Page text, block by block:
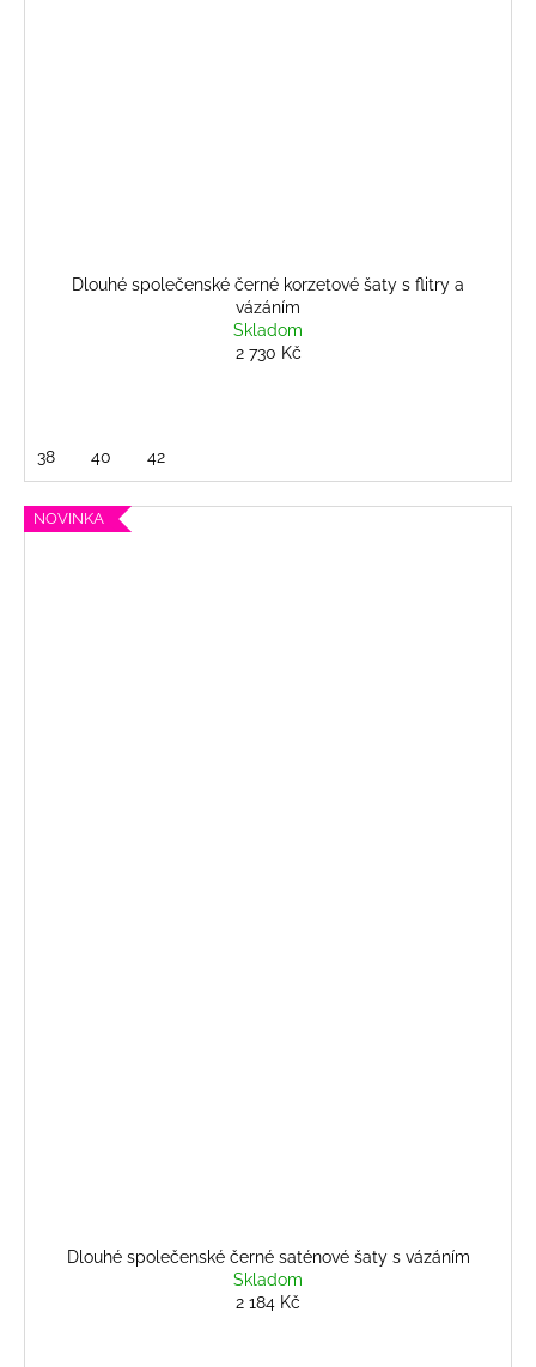
Dlouhé společenské černé korzetové šaty s flitry a
vázáním
Skladom
2 730 Kč
38 40 42
NOVINKA
Dlouhé společenské černé saténové šaty s vázáním
Skladom
2 184 Kč